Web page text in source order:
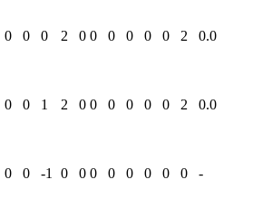
0 0 0 2 0 0 0 0 0 0 2 0.0
0 0 1 2 0 0 0 0 0 0 2 0.0
0 0 -1 0 0 0 0 0 0 0 0 -